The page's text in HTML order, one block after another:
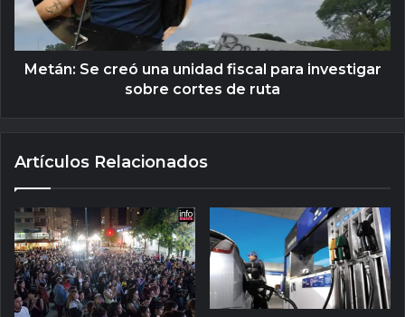
Metán: Se creó una unidad fiscal para investigar
sobre cortes de ruta
Artículos Relacionados